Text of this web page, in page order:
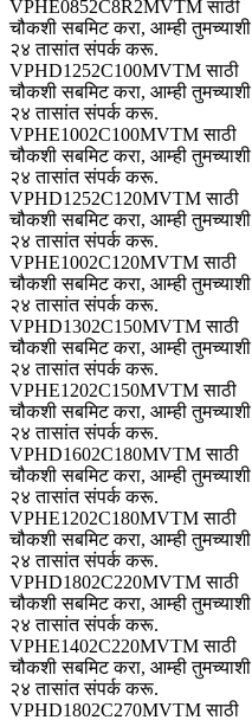
VPHE0852C8R2MVTM साठी
चौकशी सबमिट करा, आम्ही तुमच्याशी
२४ तासांत संपर्क करू.
VPHD1252C100MVTM साठी
चौकशी सबमिट करा, आम्ही तुमच्याशी
२४ तासांत संपर्क करू.
VPHE1002C100MVTM साठी
चौकशी सबमिट करा, आम्ही तुमच्याशी
२४ तासांत संपर्क करू.
VPHD1252C120MVTM साठी
चौकशी सबमिट करा, आम्ही तुमच्याशी
२४ तासांत संपर्क करू.
VPHE1002C120MVTM साठी
चौकशी सबमिट करा, आम्ही तुमच्याशी
२४ तासांत संपर्क करू.
VPHD1302C150MVTM साठी
चौकशी सबमिट करा, आम्ही तुमच्याशी
२४ तासांत संपर्क करू.
VPHE1202C150MVTM साठी
चौकशी सबमिट करा, आम्ही तुमच्याशी
२४ तासांत संपर्क करू.
VPHD1602C180MVTM साठी
चौकशी सबमिट करा, आम्ही तुमच्याशी
२४ तासांत संपर्क करू.
VPHE1202C180MVTM साठी
चौकशी सबमिट करा, आम्ही तुमच्याशी
२४ तासांत संपर्क करू.
VPHD1802C220MVTM साठी
चौकशी सबमिट करा, आम्ही तुमच्याशी
२४ तासांत संपर्क करू.
VPHE1402C220MVTM साठी
चौकशी सबमिट करा, आम्ही तुमच्याशी
२४ तासांत संपर्क करू.
VPHD1802C270MVTM साठी